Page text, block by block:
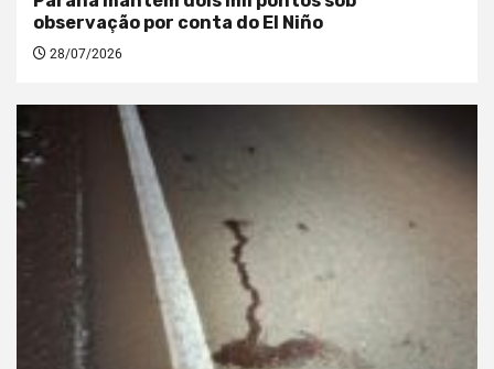
observação por conta do El Niño
28/07/2026